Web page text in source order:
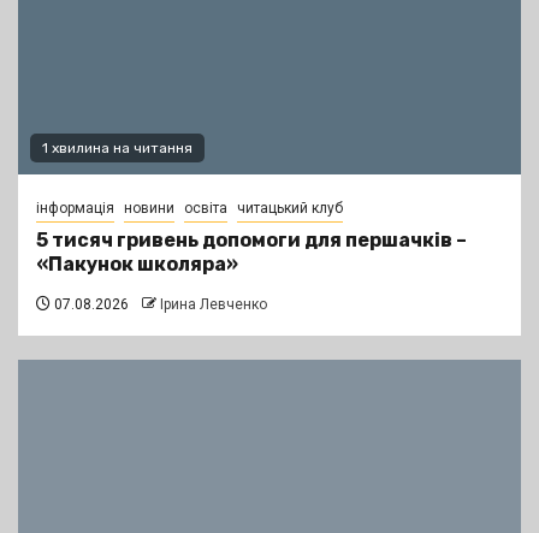
1 хвилина на читання
інформація новини освіта читацький клуб
5 тисяч гривень допомоги для першачків –
«Пакунок школяра»
07.08.2026 Ірина Левченко